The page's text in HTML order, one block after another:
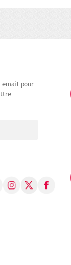
email pour